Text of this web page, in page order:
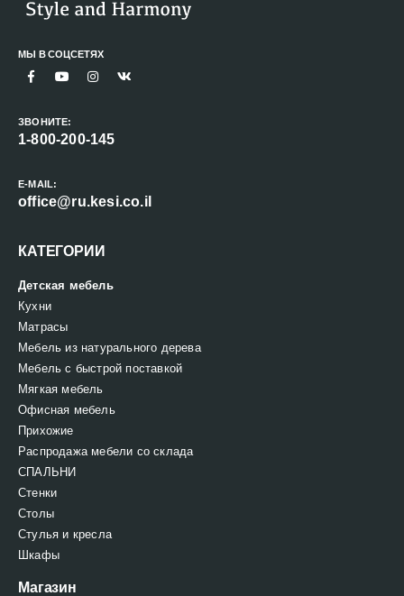
МЫ В СОЦСЕТЯХ
ЗВОНИТЕ:
1-800-200-145
E-MAIL:
office@ru.kesi.co.il
КАТЕГОРИИ
Детская мебель
Кухни
Матрасы
Мебель из натурального дерева
Мебель с быстрой поставкой
Мягкая мебель
Офисная мебель
Прихожие
Распродажа мебели со склада
СПАЛЬНИ
Стенки
Столы
Стулья и кресла
Шкафы
Магазин